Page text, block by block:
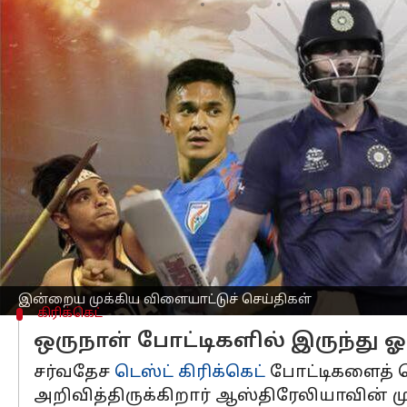
இன்றைய முக்கிய விளையாட்டுச் செய்திகள்
எழுதியவர் Prasanna Venkatesh Jan 02, 2024 09:21 am
செய்தி முன்னோட்டம்
இந்திய பெண்கள்கிரிக்கெட்அணி
மற்றும் கடைசி ஒருநாள்
ஆஸ்திரேலிய அணியானது, இந்திய
போட்டியில் 3 ரன்கள் வித்தியாசத்திலும்
இன்றைய போட்டியில் ஆறுதல்
இந்திய பெண்கள் கிரிக்கெட்
வீழ்த்தியிருக்கிறது. அதன் பிறகு,
கிரிக்கெட்
ஒருநாள் போட்டிகளில்
சர்வதேச டெஸ்ட் கிரிக்கெட் போட்டிகளைத்
அறிவித்திருக்கிறார் ஆஸ்திரேலியாவின்